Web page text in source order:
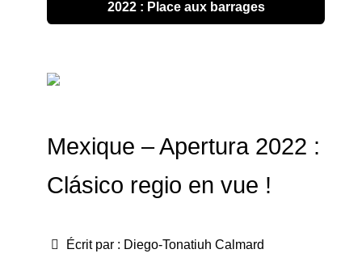
2022 : Place aux barrages
Mexique – Apertura 2022 :
Clásico regio en vue !
Écrit par : Diego-Tonatiuh Calmard